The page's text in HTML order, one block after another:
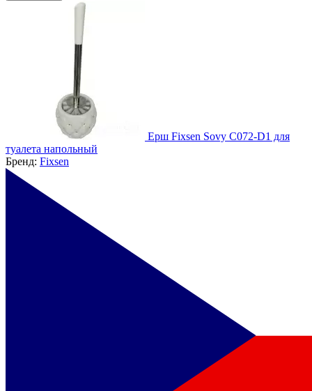
Ерш Fixsen Sovy C072-D1 для
туалета напольный
Бренд: Fixsen